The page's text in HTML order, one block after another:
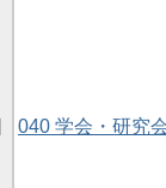
040 学会・研究